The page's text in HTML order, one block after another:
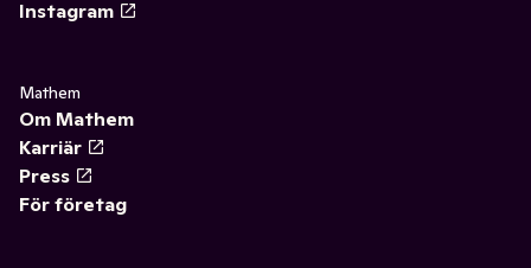
Instagram
Mathem
Om Mathem
Karriär
Press
För företag